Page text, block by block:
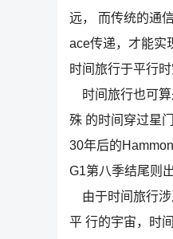
远， 而传统的通
ace传递，才能实
时间旅行于平行
时间旅行也可算
殊 的时间穿过星
30年后的
G1第八季结尾则
由于时间旅行涉
平 行的宇宙，时